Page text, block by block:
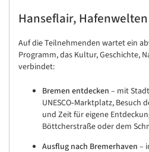
Hanseflair,
Auf die Teilnehmenden wartet ein
Programm, das Kultur, Geschichte,
verbindet:
Bremen entdecken – mit
UNESCO‑Marktplatz,
und Zeit für eigene
Böttcherstraße oder dem
Ausflug nach Bremerhaven –